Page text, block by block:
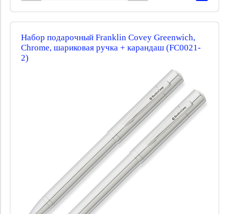
Набор подарочный Franklin Covey Greenwich,
Chrome, шариковая ручка + карандаш (FC0021-
2)